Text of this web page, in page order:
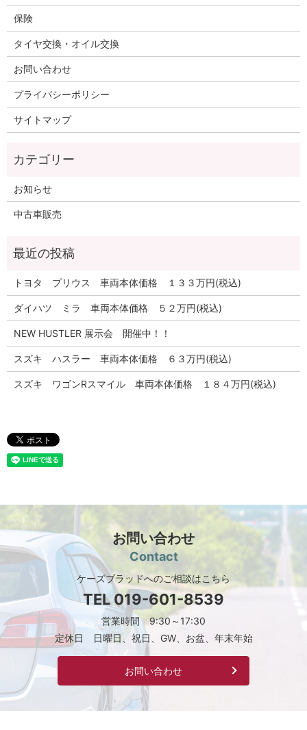
保険
タイヤ交換・オイル交換
お問い合わせ
プライバシーポリシー
サイトマップ
お知らせ
中古車販売
トヨタ プリウス 車両本体価格 １３３万円(税込)
ダイハツ ミラ 車両本体価格 ５２万円(税込)
NEW HUSTLER 展示会 開催中！！
スズキ ハスラー 車両本体価格 ６３万円(税込)
スズキ ワゴンRスマイル 車両本体価格 １８４万円(税込)
お問い合わせ
Contact
ケーズブラッドへのご相談はこちら
TEL019-601-8539
営業時間 9:30～17:30
定休日 日曜日、祝日、GW、お盆、年末年始
お問い合わせ